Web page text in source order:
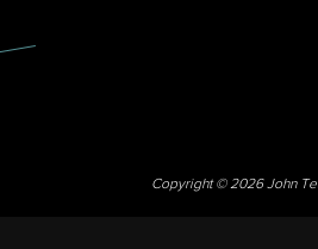
Copyright © 2026 John